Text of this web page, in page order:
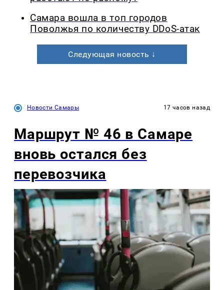
Самара вошла в топ городов
Поволжья по количеству DDoS-атак
Следующая новость ↓
Новости Самары 17 часов назад
Маршрут № 46 в Самаре
вновь остался без
перевозчика